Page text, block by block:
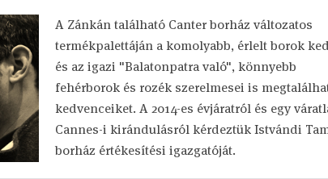
A Zánkán található Canter borház változatos
termékpalettáján a komolyabb, érlelt borok
és az igazi "Balatonpatra való", könnyebb
fehérborok és rozék szerelmesei is
kedvenceiket. A 2014-es évjáratról és egy
Cannes-i kirándulásról kérdeztük Istvándi
borház értékesítési igazgatóját.